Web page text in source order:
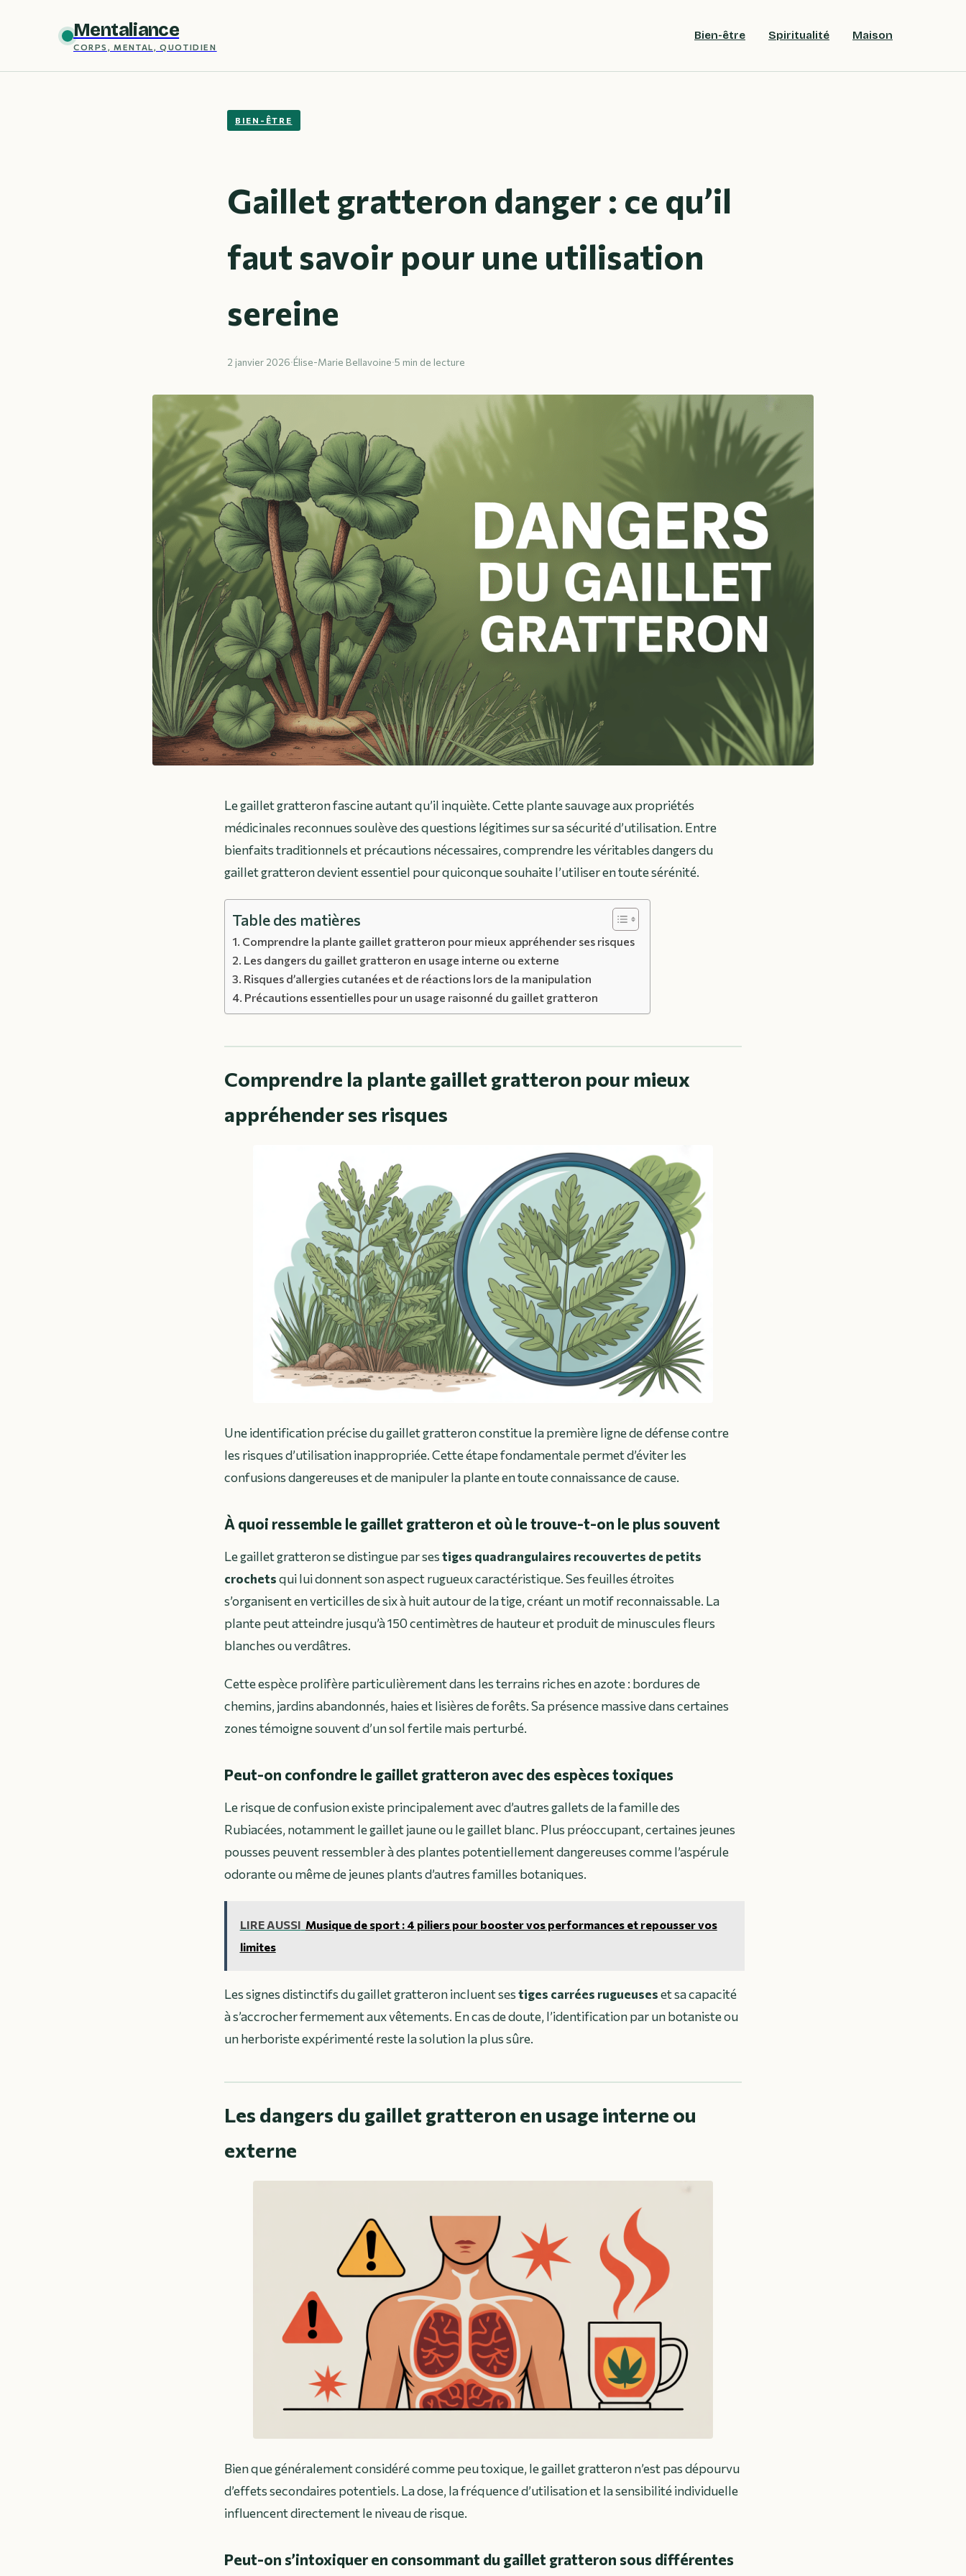
Mentaliance
CORPS, MENTAL, QUOTIDIEN
Bien-être Spiritualité Maison
BIEN-ÊTRE
Gaillet gratteron danger : ce qu’il
faut savoir pour une utilisation
sereine
2 janvier 2026·Élise-Marie Bellavoine·5 min de lecture
Le gaillet gratteron fascine autant qu’il inquiète. Cette plante sauvage aux propriétés
médicinales reconnues soulève des questions légitimes sur sa sécurité d’utilisation. Entre
bienfaits traditionnels et précautions nécessaires, comprendre les véritables dangers du
gaillet gratteron devient essentiel pour quiconque souhaite l’utiliser en toute sérénité.
Table des matières
Comprendre la plante gaillet gratteron pour mieux appréhender ses risques
Les dangers du gaillet gratteron en usage interne ou externe
Risques d’allergies cutanées et de réactions lors de la manipulation
Précautions essentielles pour un usage raisonné du gaillet gratteron
Comprendre la plante gaillet gratteron pour mieux
appréhender ses risques
Une identification précise du gaillet gratteron constitue la première ligne de défense contre
les risques d’utilisation inappropriée. Cette étape fondamentale permet d’éviter les
confusions dangereuses et de manipuler la plante en toute connaissance de cause.
À quoi ressemble le gaillet gratteron et où le trouve-t-on le plus souvent
Le gaillet gratteron se distingue par sestiges quadrangulaires recouvertes de petits
crochetsqui lui donnent son aspect rugueux caractéristique. Ses feuilles étroites
s’organisent en verticilles de six à huit autour de la tige, créant un motif reconnaissable. La
plante peut atteindre jusqu’à 150 centimètres de hauteur et produit de minuscules fleurs
blanches ou verdâtres.
Cette espèce prolifère particulièrement dans lesterrains riches en azote: bordures de
chemins, jardins abandonnés, haies et lisières de forêts. Sa présence massive dans certaines
zones témoigne souvent d’un sol fertile mais perturbé.
Peut-on confondre le gaillet gratteron avec des espèces toxiques
Le risque de confusion existe principalement avec d’autres gallets de la famille des
Rubiacées, notamment le gaillet jaune ou le gaillet blanc. Plus préoccupant, certaines jeunes
pousses peuvent ressembler à des plantes potentiellement dangereuses comme l’aspérule
odorante ou même de jeunes plants d’autres familles botaniques.
LIRE AUSSI Musique de sport : 4 piliers pour booster vos performances et repousser vos
limites
Les signes distinctifs du gaillet gratteron incluent sestiges carrées rugueuseset sa capacité
à s’accrocher fermement aux vêtements. En cas de doute, l’identification par un botaniste ou
un herboriste expérimenté reste la solution la plus sûre.
Les dangers du gaillet gratteron en usage interne ou
externe
Bien que généralement considéré comme peu toxique, le gaillet gratteron n’est pas dépourvu
d’effets secondaires potentiels. La dose, la fréquence d’utilisation et la sensibilité individuelle
influencent directement le niveau de risque.
Peut-on s’intoxiquer en consommant du gaillet gratteron sous différentes